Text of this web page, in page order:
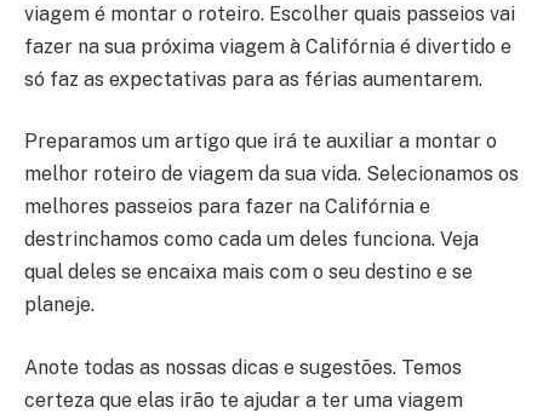
viagem é montar o roteiro. Escolher quais passeios vai
fazer na sua próxima viagem à Califórnia é divertido e
só faz as expectativas para as férias aumentarem.
Preparamos um artigo que irá te auxiliar a montar o
melhor roteiro de viagem da sua vida. Selecionamos os
melhores passeios para fazer na Califórnia e
destrinchamos como cada um deles funciona. Veja
qual deles se encaixa mais com o seu destino e se
planeje.
Anote todas as nossas dicas e sugestões. Temos
certeza que elas irão te ajudar a ter uma viagem